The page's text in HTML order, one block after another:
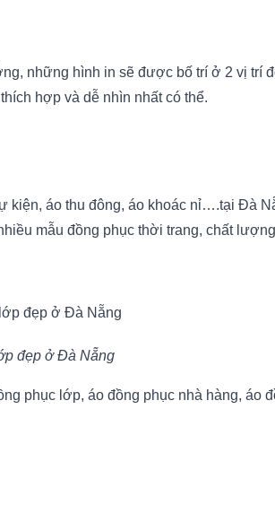
những hình in sẽ được bố trí ở 2 vị trí
hợp và dễ nhìn nhất có thể.
kiện, áo thu đông, áo khoác nỉ….tại Đà
mẫu đồng phục thời trang, chất
đẹp ở Đà Nẵng
phục lớp, áo đồng phục nhà hàng, áo